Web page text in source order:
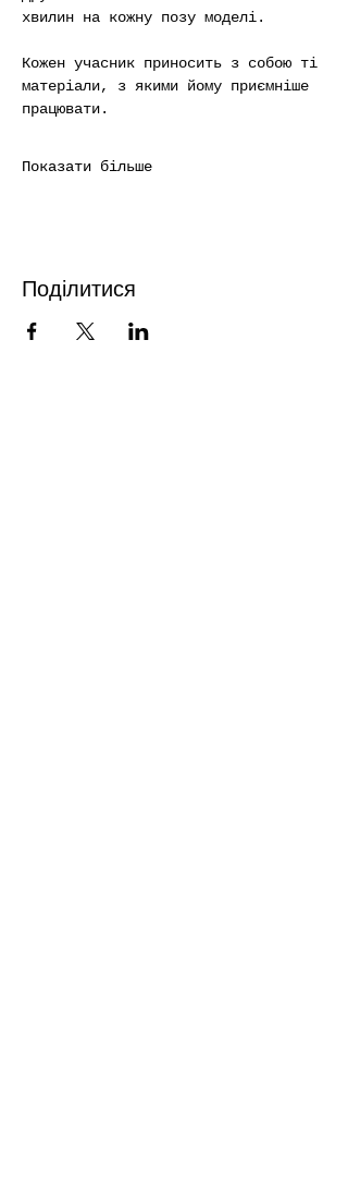
хвилин на кожну позу моделі.
Кожен учасник приносить з собою ті
матеріали, з якими йому приємніше
працювати.
Показати більше
Поділитися